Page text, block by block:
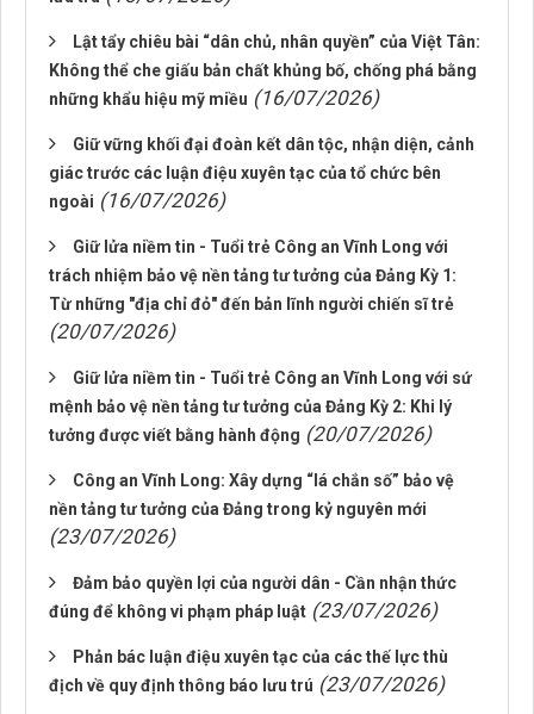
Lật tẩy chiêu bài “dân chủ, nhân quyền” của Việt Tân:
Không thể che giấu bản chất khủng bố, chống phá bằng
những khẩu hiệu mỹ miều (16/07/2026)
Giữ vững khối đại đoàn kết dân tộc, nhận diện, cảnh
giác trước các luận điệu xuyên tạc của tổ chức bên
ngoài (16/07/2026)
Giữ lửa niềm tin - Tuổi trẻ Công an Vĩnh Long với
trách nhiệm bảo vệ nền tảng tư tưởng của Đảng Kỳ 1:
Từ những "địa chỉ đỏ" đến bản lĩnh người chiến sĩ trẻ
(20/07/2026)
Giữ lửa niềm tin - Tuổi trẻ Công an Vĩnh Long với sứ
mệnh bảo vệ nền tảng tư tưởng của Đảng Kỳ 2: Khi lý
tưởng được viết bằng hành động (20/07/2026)
Công an Vĩnh Long: Xây dựng “lá chắn số” bảo vệ
nền tảng tư tưởng của Đảng trong kỷ nguyên mới
(23/07/2026)
Đảm bảo quyền lợi của người dân - Cần nhận thức
đúng để không vi phạm pháp luật (23/07/2026)
Phản bác luận điệu xuyên tạc của các thế lực thù
địch về quy định thông báo lưu trú (23/07/2026)